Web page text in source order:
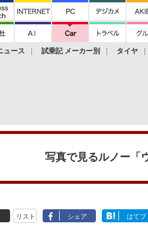
ュース 試乗記 メーカー別 タイヤ
写真で見るルノー「
リスト シェア はてブ